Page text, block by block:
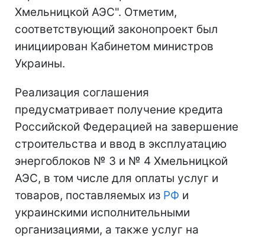
Хмельницкой АЭС". Отметим,
соответствующий законопроект был
инициирован Кабинетом министров
Украины.
Реализация соглашения
предусматривает получение кредита
Российской Федерацией на завершение
строительства и ввод в эксплуатацию
энергоблоков № 3 и № 4 Хмельницкой
АЭС, в том числе для оплаты услуг и
товаров, поставляемых из РФ и
украинскими исполнительными
организациями, а также услуг на